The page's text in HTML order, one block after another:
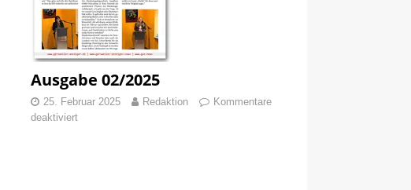
Ausgabe 02/2025
25. Februar 2025 Redaktion
Kommentare
deaktiviert